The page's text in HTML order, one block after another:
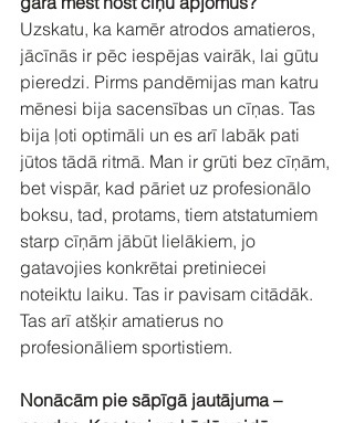
Uzskatu, ka kamēr atrodos amatieros,
jācīnās ir pēc iespējas vairāk, lai gūtu
pieredzi. Pirms pandēmijas man katru
mēnesi bija sacensības un cīņas. Tas
bija ļoti optimāli un es arī labāk pati
jūtos tādā ritmā. Man ir grūti bez cīņām,
bet vispār, kad pāriet uz profesionālo
boksu, tad, protams, tiem atstatumiem
starp cīņām jābūt lielākiem, jo
gatavojies konkrētai pretiniecei
noteiktu laiku. Tas ir pavisam citādāk.
Tas arī atšķir amatierus no
profesionāliem sportistiem.
Nonācām pie sāpīgā jautājuma –